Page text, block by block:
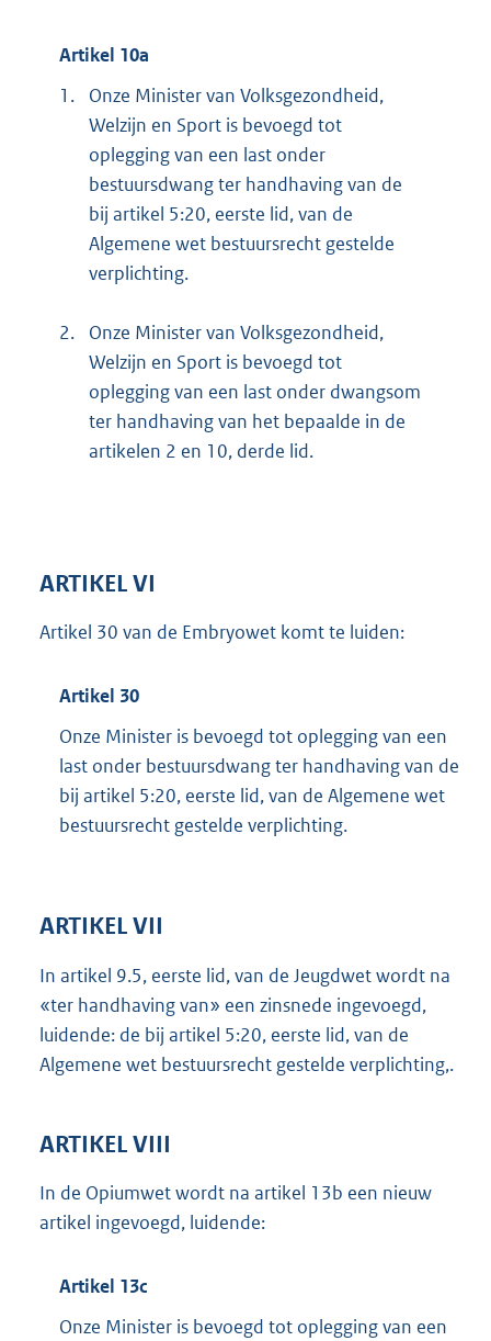
Artikel 10a
1.
Onze Minister van Volksgezondheid,
Welzijn en Sport is bevoegd tot
oplegging van een last onder
bestuursdwang ter handhaving van de
bij artikel 5:20, eerste lid, van de
Algemene wet bestuursrecht gestelde
verplichting.
2.
Onze Minister van Volksgezondheid,
Welzijn en Sport is bevoegd tot
oplegging van een last onder dwangsom
ter handhaving van het bepaalde in de
artikelen 2 en 10, derde lid.
ARTIKEL VI
Artikel 30 van de Embryowet komt te luiden:
Artikel 30
Onze Minister is bevoegd tot oplegging van een
last onder bestuursdwang ter handhaving van de
bij artikel 5:20, eerste lid, van de Algemene wet
bestuursrecht gestelde verplichting.
ARTIKEL VII
In artikel 9.5, eerste lid, van de Jeugdwet wordt na
«ter handhaving van» een zinsnede ingevoegd,
luidende: de bij artikel 5:20, eerste lid, van de
Algemene wet bestuursrecht gestelde verplichting,.
ARTIKEL VIII
In de Opiumwet wordt na artikel 13b een nieuw
artikel ingevoegd, luidende:
Artikel 13c
Onze Minister is bevoegd tot oplegging van een